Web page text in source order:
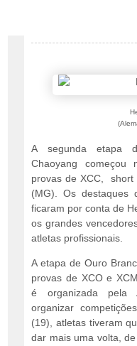
A segunda etapa
Chaoyang
provas de XCC, short
(MG). Os destaques
ficaram por conta de
os grandes
atletas profissionais.
A etapa de Ouro
provas de XCO e
é organizada pela
organizar
(19), atletas tiveram
dar mais uma volta,